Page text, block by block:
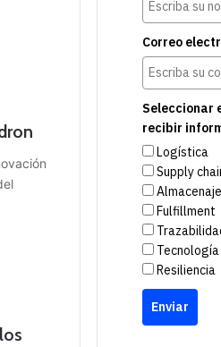
Correo
Seleccionar
recibir
Logística
Supply
Fulfillment
Tecnología
Resiliencia
Enviar